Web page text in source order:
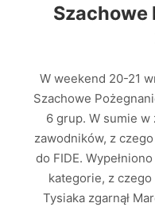
Szachowe
W weekend 20-21
Szachowe
6 grup. W sumie w
zawodników, z
do FIDE.
kategorie, z
Tysiaka zgarnął